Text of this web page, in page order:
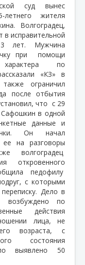
суд вынес
жителя
Волгоградец,
в исправительной
лет. Мужчина
при
помощи
характера
по
«КЗ» в
ограничил
после отбытия
что с 29
в одной
данные и
Он начал
ее на разговоры
волгоградец
откровенного
педофилу
с которыми
Дело в
возбуждено по
действия
лица, не
возраста, с
состояния
выявлено 50